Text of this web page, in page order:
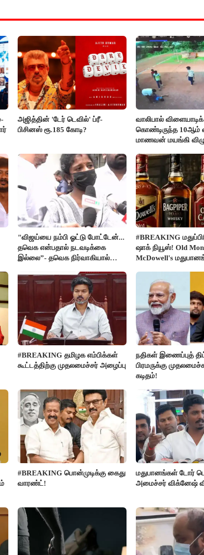
அஜித்தின் 'டேர் டெவில்' ப்ரீ-
பிசினஸ் ரூ.185 கோடி?
வாலிபால் விளையாடிக்
கொண்டிருந்த 10ஆம்
மாணவன் மயங்கி
"விஜய்யை நம்பி ஓட்டு போட்டேன்...
தவெக என்பதால் நடவடிக்கை
இல்லை”- தவெக நிர்வாகியால்
#BREAKING
ஷாக் நியூஸ்! Old
McDowell's
#BREAKING தமிழக எம்பிக்கள்
கூட்டத்திற்கு முதலமைச்சர் அழைப்பு
நதிகள் இணைப்புத்
பிரமருக்கு
கடிதம்!
#BREAKING பொன்முடிக்கு கைது
வாரண்ட்!
மதுபானங்கள் டோர்
அமைச்சர் விக்னேஷ்